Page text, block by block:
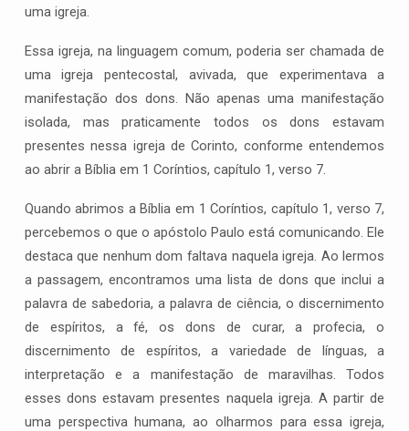
uma igreja.
Essa igreja, na linguagem comum, poderia ser chamada de
uma igreja pentecostal, avivada, que experimentava a
manifestação dos dons. Não apenas uma manifestação
isolada, mas praticamente todos os dons estavam
presentes nessa igreja de Corinto, conforme entendemos
ao abrir a Bíblia em 1 Coríntios, capítulo 1, verso 7.
Quando abrimos a Bíblia em 1 Coríntios, capítulo 1, verso 7,
percebemos o que o apóstolo Paulo está comunicando. Ele
destaca que nenhum dom faltava naquela igreja. Ao lermos
a passagem, encontramos uma lista de dons que inclui a
palavra de sabedoria, a palavra de ciência, o discernimento
de espíritos, a fé, os dons de curar, a profecia, o
discernimento de espíritos, a variedade de línguas, a
interpretação e a manifestação de maravilhas. Todos
esses dons estavam presentes naquela igreja. A partir de
uma perspectiva humana, ao olharmos para essa igreja,